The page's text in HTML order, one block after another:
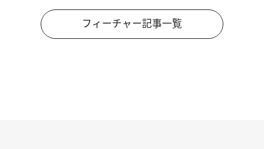
フィーチャー記事一覧